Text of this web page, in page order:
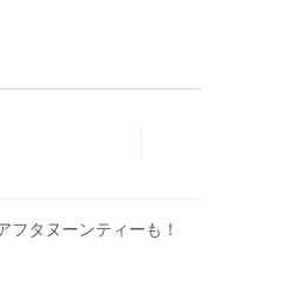
タヌーンティーも！